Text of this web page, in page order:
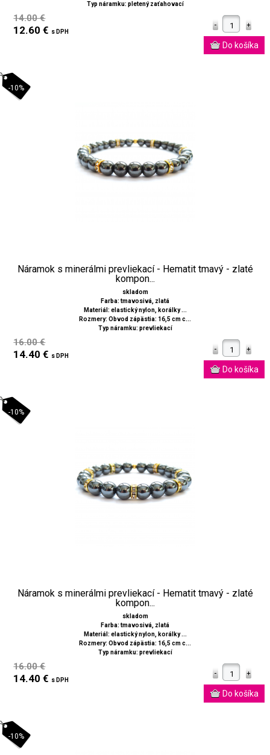
Typ náramku: pletený zaťahovací
14.00 €
12.60 € s DPH
-10%
Náramok s minerálmi prevliekací - Hematit tmavý - zlaté
kompon...
skladom
Farba: tmavosivá, zlatá
Materiál: elastický nylon, korálky ...
Rozmery: Obvod zápästia: 16,5 cm c...
Typ náramku: prevliekací
16.00 €
14.40 € s DPH
-10%
Náramok s minerálmi prevliekací - Hematit tmavý - zlaté
kompon...
skladom
Farba: tmavosivá, zlatá
Materiál: elastický nylon, korálky ...
Rozmery: Obvod zápästia: 16,5 cm c...
Typ náramku: prevliekací
16.00 €
14.40 € s DPH
-10%